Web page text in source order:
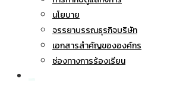
นโยบาย
จรรยาบรรณธุรกิจบริษัท
เอกสารสำคัญขององค์กร
ช่องทางการร้องเรียน